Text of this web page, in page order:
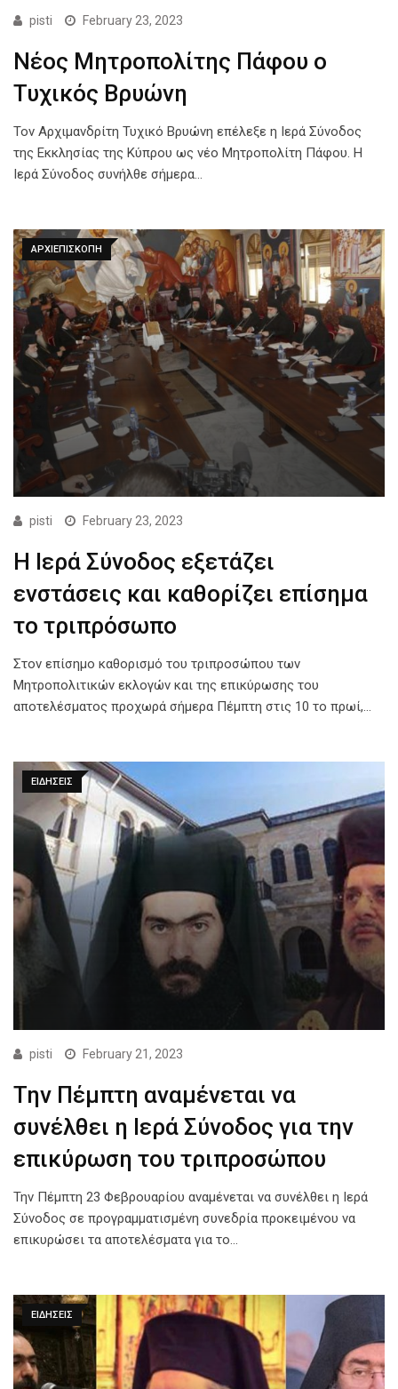
pisti February 23, 2023
Νέος Μητροπολίτης Πάφου ο
Τυχικός Βρυώνη
Τον Αρχιμανδρίτη Τυχικό Βρυώνη επέλεξε η Ιερά Σύνοδος
της Εκκλησίας της Κύπρου ως νέο Μητροπολίτη Πάφου. Η
Ιερά Σύνοδος συνήλθε σήμερα…
ΑΡΧΙΕΠΙΣΚΟΠΗ
pisti February 23, 2023
Η Ιερά Σύνοδος εξετάζει
ενστάσεις και καθορίζει επίσημα
το τριπρόσωπο
Στον επίσημο καθορισμό του τριπροσώπου των
Μητροπολιτικών εκλογών και της επικύρωσης του
αποτελέσματος προχωρά σήμερα Πέμπτη στις 10 το πρωί,…
ΕΙΔΗΣΕΙΣ
pisti February 21, 2023
Την Πέμπτη αναμένεται να
συνέλθει η Ιερά Σύνοδος για την
επικύρωση του τριπροσώπου
Την Πέμπτη 23 Φεβρουαρίου αναμένεται να συνέλθει η Ιερά
Σύνοδος σε προγραμματισμένη συνεδρία προκειμένου να
επικυρώσει τα αποτελέσματα για το…
ΕΙΔΗΣΕΙΣ